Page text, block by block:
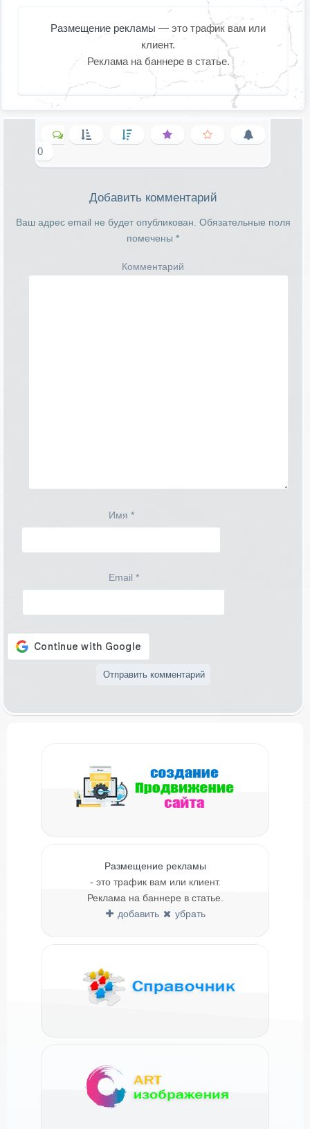
Размещение рекламы — это трафик вам или
клиент.
Реклама на баннере в статье.
0
Добавить комментарий
Ваш адрес email не будет опубликован. Обязательные поля
помечены *
Комментарий
Имя *
Email *
Размещение рекламы
- это трафик вам или клиент.
Реклама на баннере в статье.
добавить
убрать